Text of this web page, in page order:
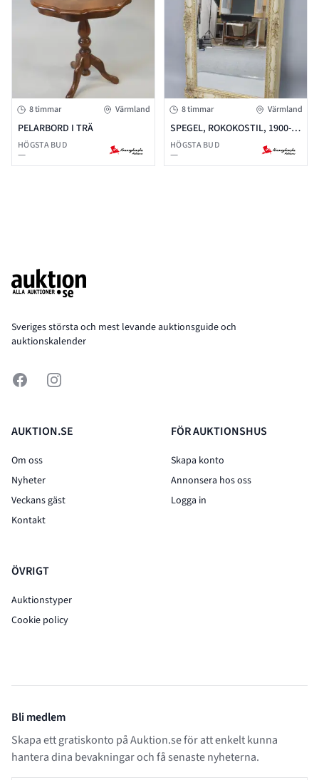
8 timmar Värmland
PELARBORD I TRÄ
HÖGSTA BUD
—
8 timmar Värmland
SPEGEL, ROKOKOSTIL, 1900-
TAL
HÖGSTA BUD
—
Sveriges största och mest levande auktionsguide och
auktionskalender
FacebookInstagram
AUKTION.SE
Om oss
Nyheter
Veckans gäst
Kontakt
ÖVRIGT
Auktionstyper
Cookie policy
FÖR AUKTIONSHUS
Skapa konto
Annonsera hos oss
Logga in
Bli medlem
Skapa ett gratiskonto på Auktion.se för att enkelt kunna
hantera dina bevakningar och få senaste nyheterna.